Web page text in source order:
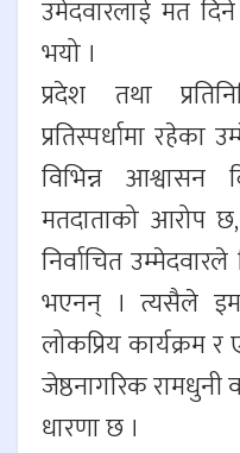
उमेदवारलाई मत
भयो ।
प्रदेश तथा
प्रतिस्पर्धामा रहेका
विभिन्न
मतदाताको आरोप
निर्वाचित
भएनन् । त्यसैले
लोकप्रिय कार्यक्रम र
जेष्ठनागरिक
धारणा छ ।